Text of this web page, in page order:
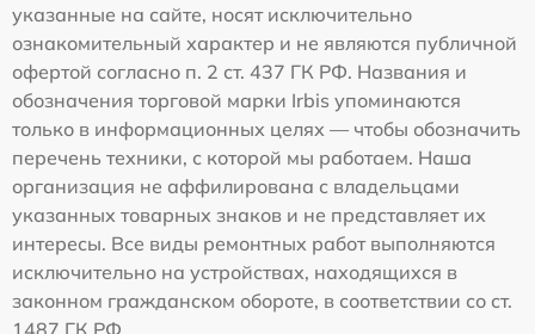
указанные на сайте, носят исключительно
ознакомительный характер и не являются публичной
офертой согласно п. 2 ст. 437 ГК РФ. Названия и
обозначения торговой марки Irbis упоминаются
только в информационных целях — чтобы обозначить
перечень техники, с которой мы работаем. Наша
организация не аффилирована с владельцами
указанных товарных знаков и не представляет их
интересы. Все виды ремонтных работ выполняются
исключительно на устройствах, находящихся в
законном гражданском обороте, в соответствии со ст.